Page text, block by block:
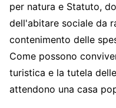
per natura e Statuto,
dell'abitare sociale da
contenimento delle
Come possono
turistica e la tutela
attendono una casa